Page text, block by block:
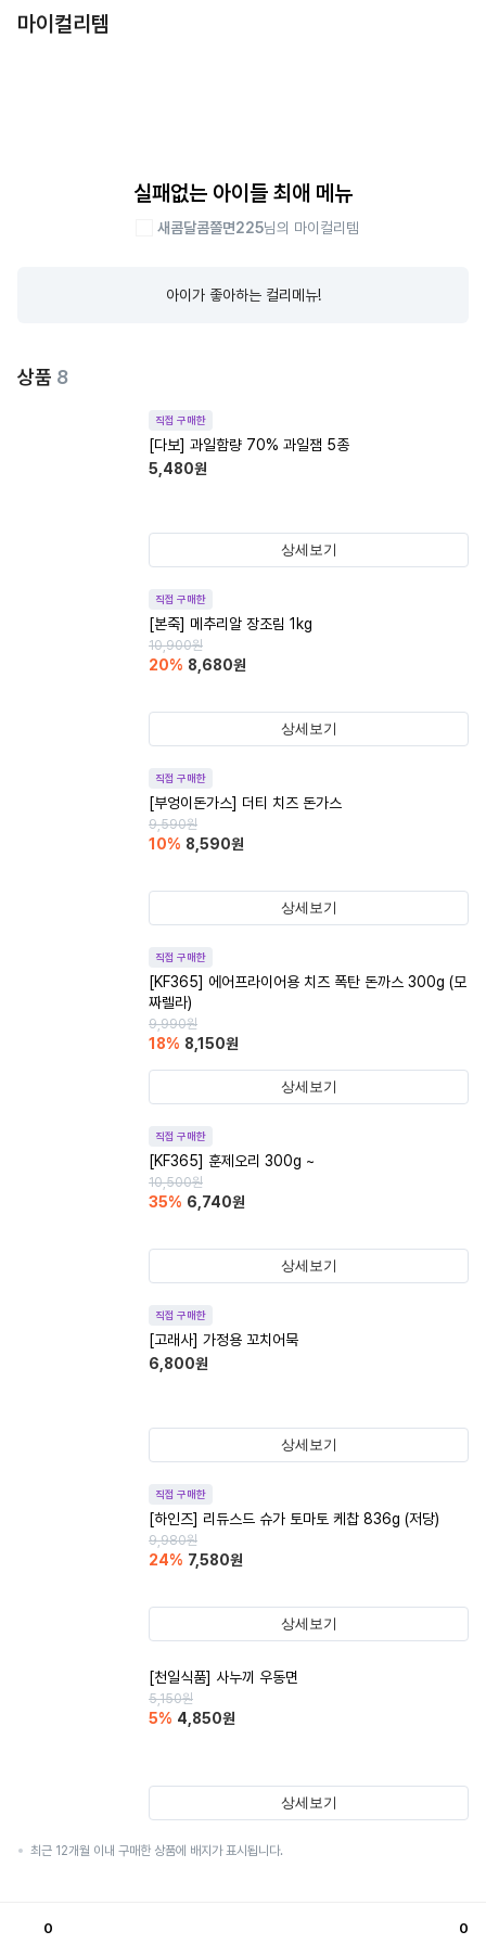
마이컬리템
실패없는 아이들 최애 메뉴
새콤달콤쫄면225님의 마이컬리템
아이가 좋아하는 컬리메뉴!
상품 8
직접 구매한
[다보] 과일함량 70% 과일잼 5종
5,480원
상세보기
직접 구매한
[본죽] 메추리알 장조림 1kg
10,900원
20% 8,680원
상세보기
직접 구매한
[부엉이돈가스] 더티 치즈 돈가스
9,590원
10% 8,590원
상세보기
직접 구매한
[KF365] 에어프라이어용 치즈 폭탄 돈까스 300g (모
짜렐라)
9,990원
18% 8,150원
상세보기
직접 구매한
[KF365] 훈제오리 300g ~
10,500원
35% 6,740원
상세보기
직접 구매한
[고래사] 가정용 꼬치어묵
6,800원
상세보기
직접 구매한
[하인즈] 리듀스드 슈가 토마토 케찹 836g (저당)
9,980원
24% 7,580원
상세보기
[천일식품] 사누끼 우동면
5,150원
5% 4,850원
상세보기
최근 12개월 이내 구매한 상품에 배지가 표시됩니다.
0 0